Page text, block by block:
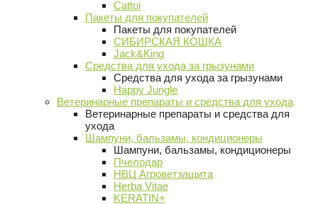
Cattoi
Пакеты для покупателей
Пакеты для покупателей
СИБИРСКАЯ КОШКА
Jack&King
Средства для ухода за грызунами
Средства для ухода за грызунами
Happy Jungle
Ветеринарные препараты и средства для ухода
Ветеринарные препараты и средства для
ухода
Шампуни, бальзамы, кондиционеры
Шампуни, бальзамы, кондиционеры
Пчелодар
НВЦ Агроветзащита
Herba Vitae
KERATIN+